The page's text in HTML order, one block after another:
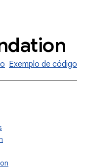
Exemplo de código